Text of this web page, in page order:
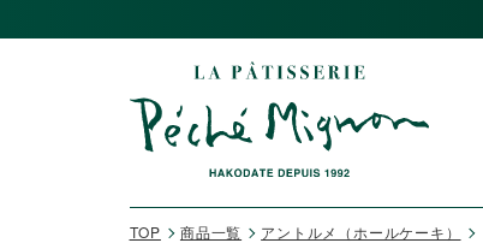
TOP 商品一覧 アントルメ（ホールケーキ）